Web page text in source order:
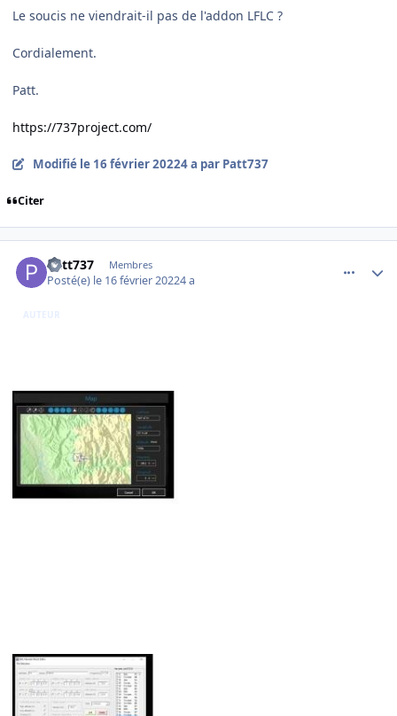
Le soucis ne viendrait-il pas de l'addon LFLC ?
Cordialement.
Patt.
https://737project.com/
Modifié le 16 février 20224 a par Patt737
Citer
Patt737 Membres
Posté(e) le 16 février 20224 a
AUTEUR